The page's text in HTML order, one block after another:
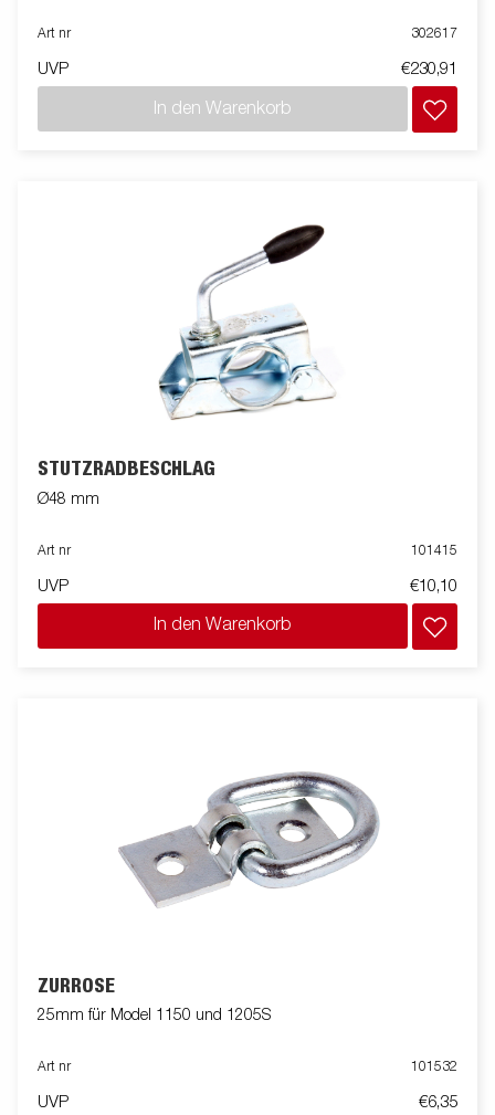
Art nr 302617
UVP €230,91
In den Warenkorb
STÜTZRADBESCHLAG
Ø48 mm
Art nr 101415
UVP €10,10
In den Warenkorb
ZURRÖSE
25mm für Model 1150 und 1205S
Art nr 101532
UVP €6,35